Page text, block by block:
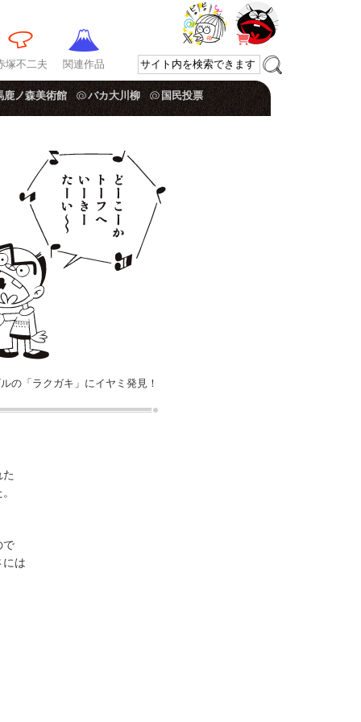
塚不二夫 関連作品
鹿ノ森美術館 バカ大川柳 国民投票
の「ラクガキ」にイヤミ発見！
で
には